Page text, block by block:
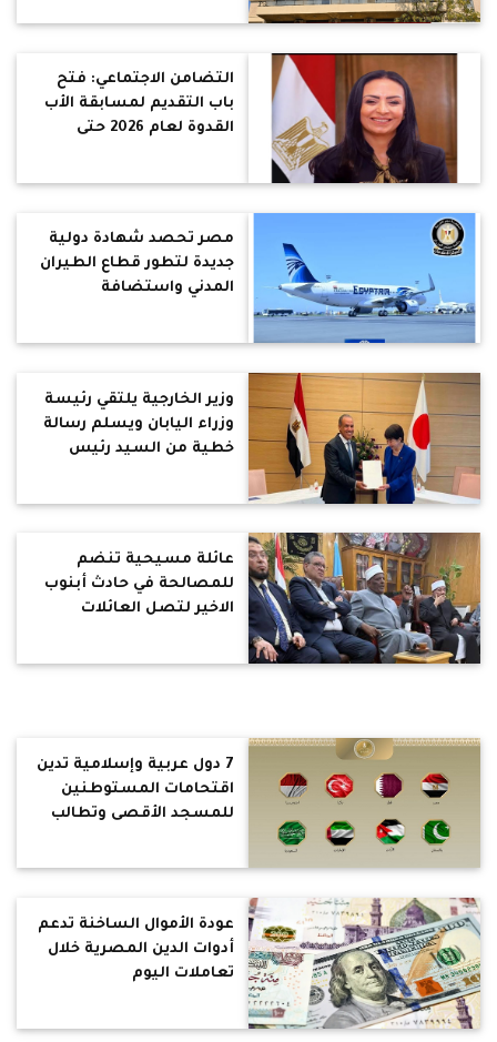
التضامن الاجتماعي: فتح
باب التقديم لمسابقة الأب
القدوة لعام 2026 حتى
مصر تحصد شهادة دولية
جديدة لتطور قطاع الطيران
المدني واستضافة
وزير الخارجية يلتقي رئيسة
وزراء اليابان ويسلم رسالة
خطية من السيد رئيس
عائلة مسيحية تنضم
للمصالحة في حادث أبنوب
الاخير لتصل العائلات
7 دول عربية وإسلامية تدين
اقتحامات المستوطنين
للمسجد الأقصى وتطالب
عودة الأموال الساخنة تدعم
أدوات الدين المصرية خلال
تعاملات اليوم